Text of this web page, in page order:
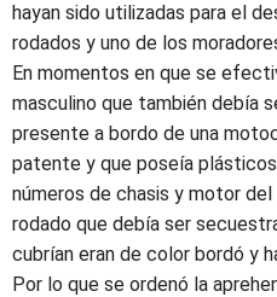
hayan sido utilizadas para el
rodados y uno de los
En momentos en que se
masculino que también debía
presente a bordo de una
patente y que poseía
números de chasis y motor
rodado que debía ser
cubrían eran de color bordó y
Por lo que se ordenó la